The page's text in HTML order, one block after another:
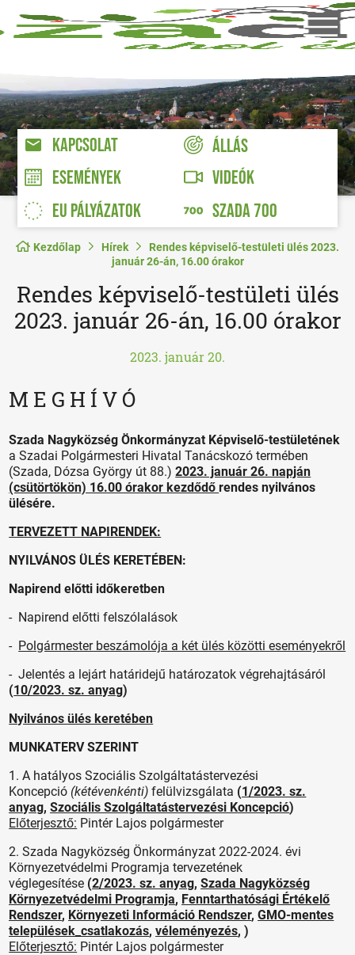
KAPCSOLAT
ÁLLÁS
ESEMÉNYEK
VIDEÓK
EU PÁLYÁZATOK
SZADA 700
Kezdőlap Hírek
Rendes képviselő-testületi ülés 2023.
január 26-án, 16.00 órakor
Rendes képviselő-testületi ülés
2023. január 26-án, 16.00 órakor
2023. január 20.
M E G H Í V Ó
Szada Nagyközség Önkormányzat Képviselő-testületének
a Szadai Polgármesteri Hivatal Tanácskozó termében
(Szada, Dózsa György út 88.)2023. január 26. napján
(csütörtökön) 16.00 órakor kezdődőrendes nyilvános
ülésére.
TERVEZETT NAPIRENDEK:
NYILVÁNOS ÜLÉS KERETÉBEN:
Napirend előtti időkeretben
- Napirend előtti felszólalások
- Polgármester beszámolója a két ülés közötti eseményekről
- Jelentés a lejárt határidejű határozatok végrehajtásáról
(10/2023. sz. anyag)
Nyilvános ülés keretében
MUNKATERV SZERINT
1. A hatályos Szociális Szolgáltatástervezési
Koncepció (kétévenkénti) felülvizsgálata (1/2023. sz.
anyag,Szociális Szolgáltatástervezési Koncepció)
Előterjesztő: Pintér Lajos polgármester
2. Szada Nagyközség Önkormányzat 2022-2024. évi
Környezetvédelmi Programja tervezetének
véglegesítése (2/2023. sz. anyag,Szada Nagyközség
Környezetvédelmi Programja, Fenntarthatósági Értékelő
Rendszer, Környezeti Információ Rendszer,GMO-mentes
települések_csatlakozás,véleményezés, )
Előterjesztő: Pintér Lajos polgármester